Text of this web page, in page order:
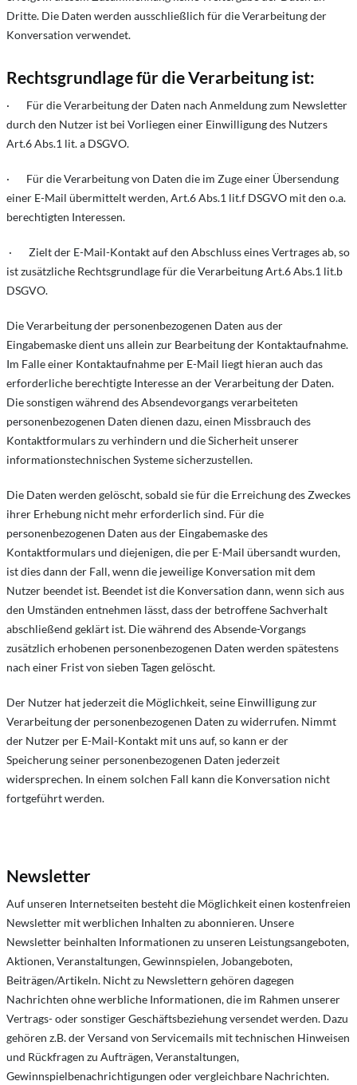
Dritte. Die Daten werden ausschließlich für die Verarbeitung der
Konversation verwendet.
Rechtsgrundlage für die Verarbeitung ist:
· Für die Verarbeitung der Daten nach Anmeldung zum Newsletter
durch den Nutzer ist bei Vorliegen einer Einwilligung des Nutzers
Art.6 Abs.1 lit. a DSGVO.
· Für die Verarbeitung von Daten die im Zuge einer Übersendung
einer E-Mail übermittelt werden, Art.6 Abs.1 lit.f DSGVO mit den o.a.
berechtigten Interessen.
· Zielt der E-Mail-Kontakt auf den Abschluss eines Vertrages ab, so
ist zusätzliche Rechtsgrundlage für die Verarbeitung Art.6 Abs.1 lit.b
DSGVO.
Die Verarbeitung der personenbezogenen Daten aus der
Eingabemaske dient uns allein zur Bearbeitung der Kontaktaufnahme.
Im Falle einer Kontaktaufnahme per E-Mail liegt hieran auch das
erforderliche berechtigte Interesse an der Verarbeitung der Daten.
Die sonstigen während des Absendevorgangs verarbeiteten
personenbezogenen Daten dienen dazu, einen Missbrauch des
Kontaktformulars zu verhindern und die Sicherheit unserer
informationstechnischen Systeme sicherzustellen.
Die Daten werden gelöscht, sobald sie für die Erreichung des Zweckes
ihrer Erhebung nicht mehr erforderlich sind. Für die
personenbezogenen Daten aus der Eingabemaske des
Kontaktformulars und diejenigen, die per E-Mail übersandt wurden,
ist dies dann der Fall, wenn die jeweilige Konversation mit dem
Nutzer beendet ist. Beendet ist die Konversation dann, wenn sich aus
den Umständen entnehmen lässt, dass der betroffene Sachverhalt
abschließend geklärt ist. Die während des Absende-Vorgangs
zusätzlich erhobenen personenbezogenen Daten werden spätestens
nach einer Frist von sieben Tagen gelöscht.
Der Nutzer hat jederzeit die Möglichkeit, seine Einwilligung zur
Verarbeitung der personenbezogenen Daten zu widerrufen. Nimmt
der Nutzer per E-Mail-Kontakt mit uns auf, so kann er der
Speicherung seiner personenbezogenen Daten jederzeit
widersprechen. In einem solchen Fall kann die Konversation nicht
fortgeführt werden.
Newsletter
Auf unseren Internetseiten besteht die Möglichkeit einen kostenfreien
Newsletter mit werblichen Inhalten zu abonnieren. Unsere
Newsletter beinhalten Informationen zu unseren Leistungsangeboten,
Aktionen, Veranstaltungen, Gewinnspielen, Jobangeboten,
Beiträgen/Artikeln. Nicht zu Newslettern gehören dagegen
Nachrichten ohne werbliche Informationen, die im Rahmen unserer
Vertrags- oder sonstiger Geschäftsbeziehung versendet werden. Dazu
gehören z.B. der Versand von Servicemails mit technischen Hinweisen
und Rückfragen zu Aufträgen, Veranstaltungen,
Gewinnspielbenachrichtigungen oder vergleichbare Nachrichten.